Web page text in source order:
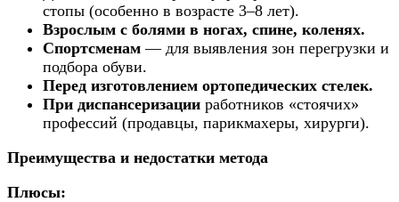
стопы (особенно в возрасте 3–8 лет).
Взрослым с болями в ногах, спине, коленях.
Спортсменам — для выявления зон перегрузки и
подбора обуви.
Перед изготовлением ортопедических стелек.
При диспансеризации работников «стоячих»
профессий (продавцы, парикмахеры, хирурги).
Преимущества и недостатки метода
Плюсы: